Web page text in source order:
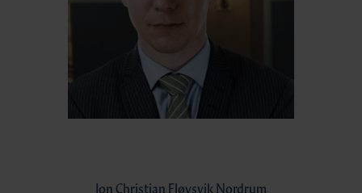
Jon Christian Fløysvik Nordrum